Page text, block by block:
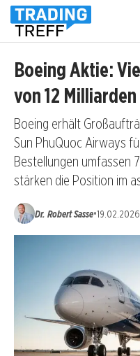
Boeing Aktie:
von 12
Boeing erhält
Sun PhuQuoc Airways
Bestellungen umfassen
stärken die Position im
Dr. Robert Sasse•